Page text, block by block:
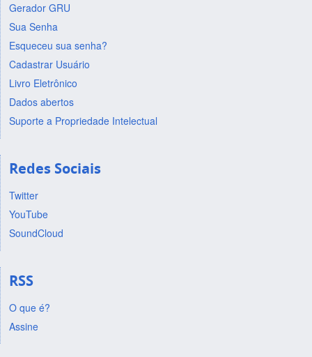
Gerador GRU
Sua Senha
Esqueceu sua senha?
Cadastrar Usuário
Livro Eletrônico
Dados abertos
Suporte a Propriedade Intelectual
Redes Sociais
Twitter
YouTube
SoundCloud
RSS
O que é?
Assine